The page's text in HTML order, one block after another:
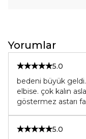
Yorumlar
5.0
bedeni büyük
elbise. çok kalın
göstermez astarı
5.0